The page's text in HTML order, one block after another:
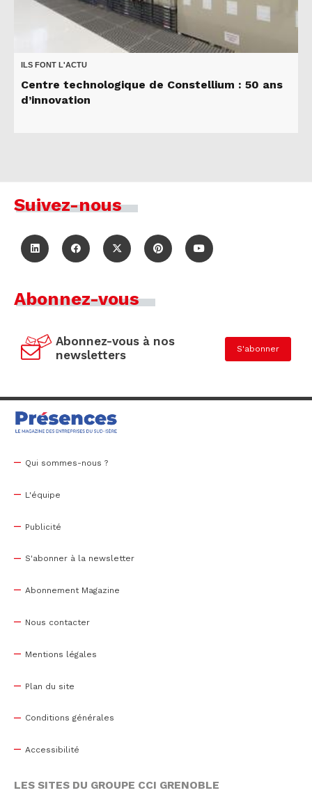
ILS FONT L'ACTU
Centre technologique de Constellium : 50 ans
d’innovation
Suivez-nous
Abonnez-vous
Abonnez-vous à nos
newsletters
S'abonner
Qui sommes-nous ?
L'équipe
Publicité
S'abonner à la newsletter
Abonnement Magazine
Nous contacter
Mentions légales
Plan du site
Conditions générales
Accessibilité
LES SITES DU GROUPE CCI GRENOBLE